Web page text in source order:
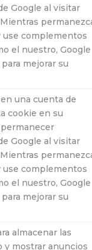
Google al visitar
use complementos
el nuestro, Google
mejorar su
una cuenta de
cookie en su
Google al visitar
use complementos
el nuestro, Google
mejorar su
almacenar las
y mostrar anuncios